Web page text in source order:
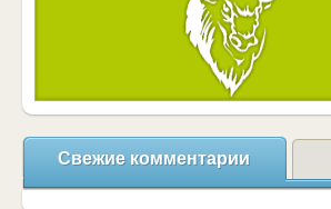
Свежие комментарии